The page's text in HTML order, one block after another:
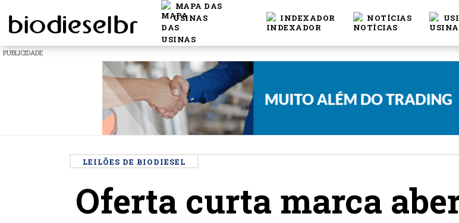
MAPA DAS
USINAS
INDEXADOR NOTÍCIAS
PUBLICIDADE
LEILÕES DE BIODIESEL
Oferta curta marca